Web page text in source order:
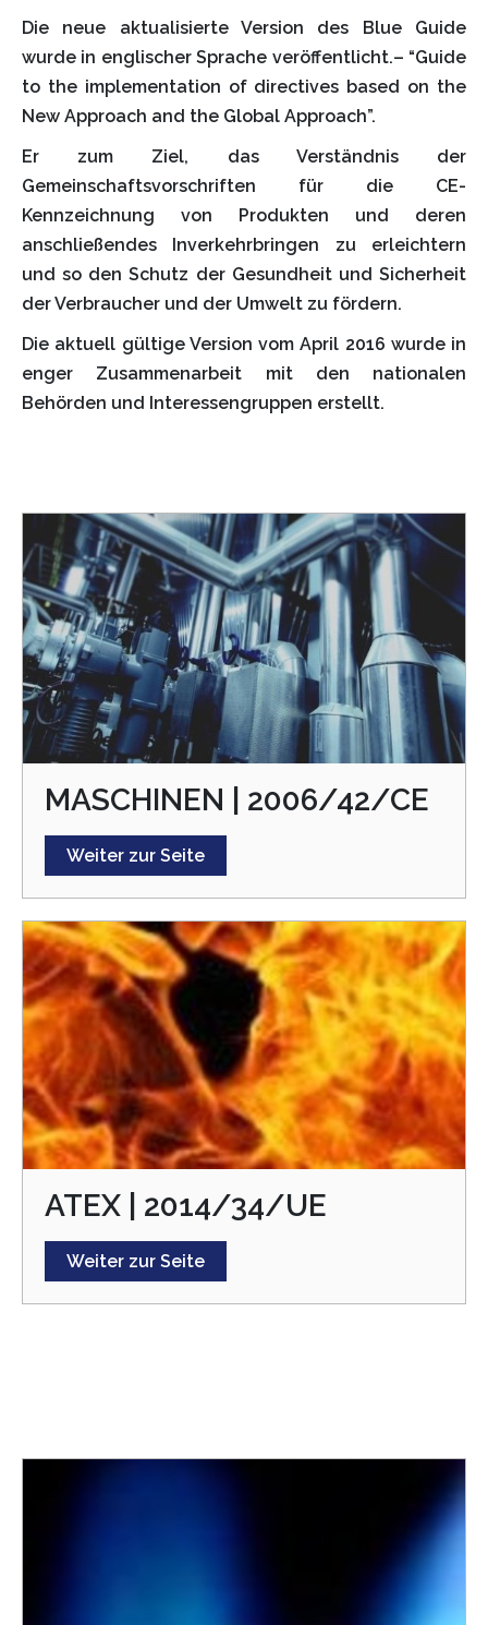
Die neue aktualisierte Version des Blue Guide
wurde in englischer Sprache veröffentlicht.– “Guide
to the implementation of directives based on the
New Approach and the Global Approach”.
Er zum Ziel, das Verständnis der
Gemeinschaftsvorschriften für die CE-
Kennzeichnung von Produkten und deren
anschließendes Inverkehrbringen zu erleichtern
und so den Schutz der Gesundheit und Sicherheit
der Verbraucher und der Umwelt zu fördern.
Die aktuell gültige Version vom April 2016 wurde in
enger Zusammenarbeit mit den nationalen
Behörden und Interessengruppen erstellt.
MASCHINEN | 2006/42/CE
Weiter zur Seite
ATEX | 2014/34/UE
Weiter zur Seite